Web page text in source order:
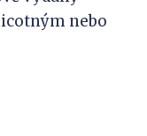
nebo